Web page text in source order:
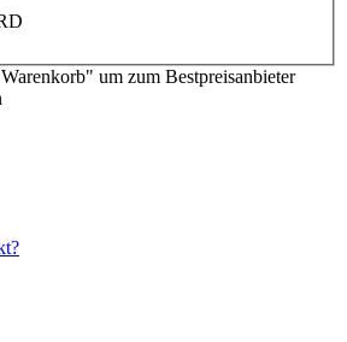
um zum Bestpreisanbieter